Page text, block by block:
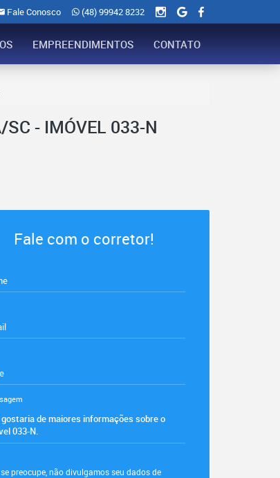
(48) 99942 8232
Fale Conosco
EMPREENDIMENTOS CONTATO
SC - IMÓVEL 033-N
Fale com o corretor!
preocupe, não divulgamos seu dados de